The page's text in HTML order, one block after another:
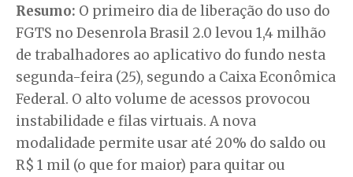
Resumo: O primeiro dia de liberação do uso do
FGTS no Desenrola Brasil 2.0 levou 1,4 milhão
de trabalhadores ao aplicativo do fundo nesta
segunda-feira (25), segundo a Caixa Econômica
Federal. O alto volume de acessos provocou
instabilidade e filas virtuais. A nova
modalidade permite usar até 20% do saldo ou
R$ 1 mil (o que for maior) para quitar ou